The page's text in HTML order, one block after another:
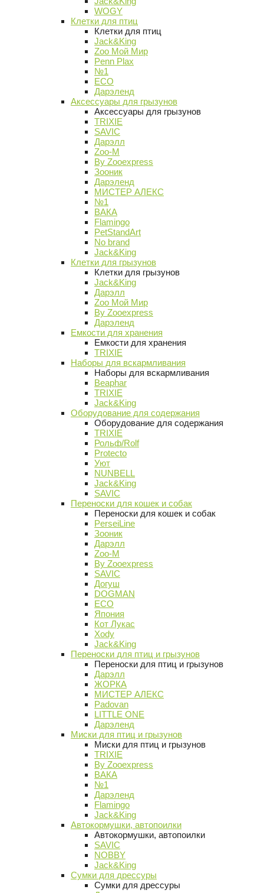
WOGY
Клетки для птиц
Клетки для птиц
Jack&King
Zoo Мой Мир
Penn Plax
№1
ECO
Дарэленд
Аксессуары для грызунов
Аксессуары для грызунов
TRIXIE
SAVIC
Дарэлл
Zoo-M
By Zooexpress
Зооник
Дарэленд
МИСТЕР АЛЕКС
№1
ВАКА
Flamingo
PetStandArt
No brand
Jack&King
Клетки для грызунов
Клетки для грызунов
Jack&King
Дарэлл
Zoo Мой Мир
By Zooexpress
Дарэленд
Емкости для хранения
Емкости для хранения
TRIXIE
Наборы для вскармливания
Наборы для вскармливания
Beaphar
TRIXIE
Jack&King
Оборудование для содержания
Оборудование для содержания
TRIXIE
Рольф/Rolf
Protecto
Уют
NUNBELL
Jack&King
SAVIC
Переноски для кошек и собак
Переноски для кошек и собак
PerseiLine
Зооник
Дарэлл
Zoo-M
By Zooexpress
SAVIC
Догуш
DOGMAN
ECO
Япония
Кот Лукас
Xody
Jack&King
Переноски для птиц и грызунов
Переноски для птиц и грызунов
Дарэлл
ЖОРКА
МИСТЕР АЛЕКС
Padovan
LITTLE ONE
Дарэленд
Миски для птиц и грызунов
Миски для птиц и грызунов
TRIXIE
By Zooexpress
ВАКА
№1
Дарэленд
Flamingo
Jack&King
Автокормушки, автопоилки
Автокормушки, автопоилки
SAVIC
NOBBY
Jack&King
Сумки для дрессуры
Сумки для дрессуры